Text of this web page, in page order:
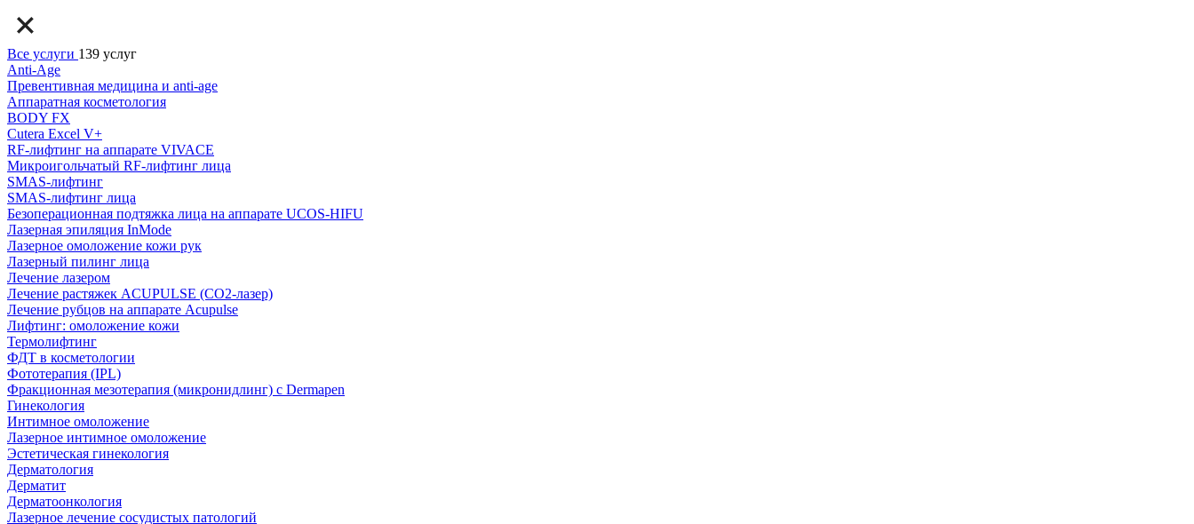
Все услуги 139 услуг
Anti-Age
Превентивная медицина и anti-age
Аппаратная косметология
BODY FX
Cutera Excel V+
RF-лифтинг на аппарате VIVACE
Микроигольчатый RF-лифтинг лица
SMAS-лифтинг
SMAS-лифтинг лица
Безоперационная подтяжка лица на аппарате UCOS-HIFU
Лазерная эпиляция InMode
Лазерное омоложение кожи рук
Лазерный пилинг лица
Лечение лазером
Лечение растяжек ACUPULSE (CO2-лазер)
Лечение рубцов на аппарате Acupulse
Лифтинг: омоложение кожи
Термолифтинг
ФДТ в косметологии
Фототерапия (IPL)
Фракционная мезотерапия (микронидлинг) с Dermapen
Гинекология
Интимное омоложение
Лазерное интимное омоложение
Эстетическая гинекология
Дерматология
Дерматит
Дерматоонкология
Лазерное лечение сосудистых патологий